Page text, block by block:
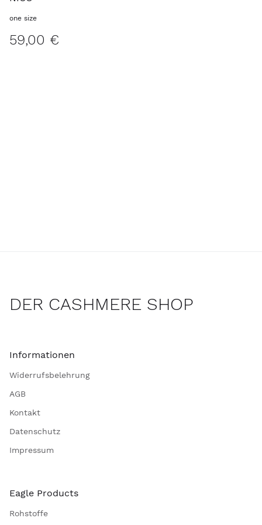
one size
59,00 €
DER CASHMERE SHOP
Informationen
Widerrufsbelehrung
AGB
Kontakt
Datenschutz
Impressum
Eagle Products
Rohstoffe